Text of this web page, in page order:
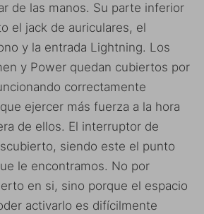
de las manos. Su parte inferior
el jack de auriculares, el
y la entrada Lightning. Los
y Power quedan cubiertos por
correctamente
ejercer más fuerza a la hora
de ellos. El interruptor de
siendo este el punto
le encontramos. No por
en si, sino porque el espacio
activarlo es difícilmente